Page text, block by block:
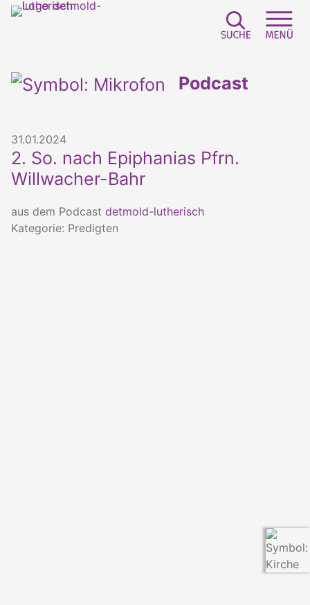
Podcast
31.01.2024
2. So. nach Epiphanias Pfrn.
Willwacher-Bahr
aus dem Podcast detmold-lutherisch
Kategorie: Predigten